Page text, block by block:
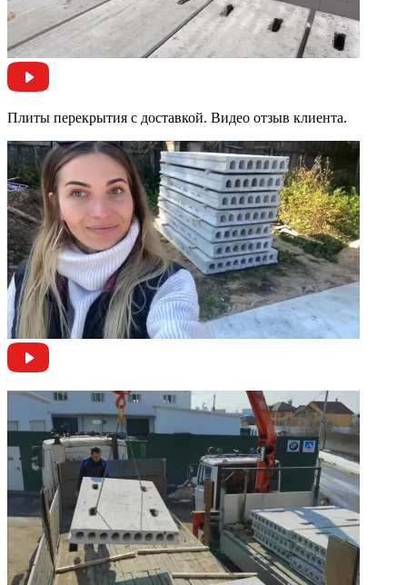
Плиты перекрытия с доставкой. Видео отзыв клиента.